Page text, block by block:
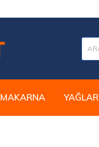
MAKARNA YAĞLAR